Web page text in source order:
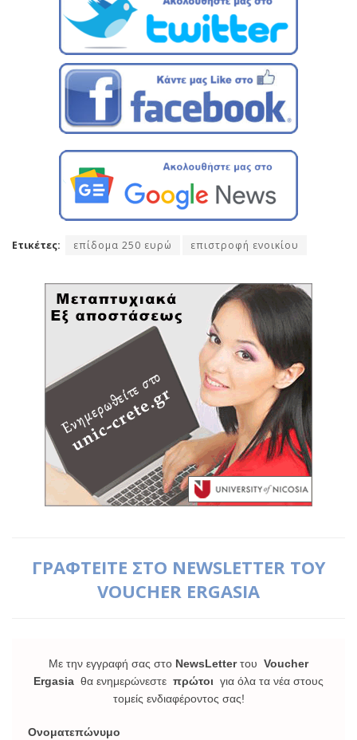
Ετικέτες: επίδομα 250 ευρώ επιστροφή ενοικίου
ΓΡΑΦΤΕΙΤΕ ΣΤΟ NEWSLETTER ΤΟΥ
VOUCHER ERGASIA
Με την εγγραφή σας στο NewsLetterτου Voucher
Ergasia θα ενημερώνεστε πρώτοι για όλα τα νέα στους
τομείς ενδιαφέροντος σας!
Ονοματεπώνυμο